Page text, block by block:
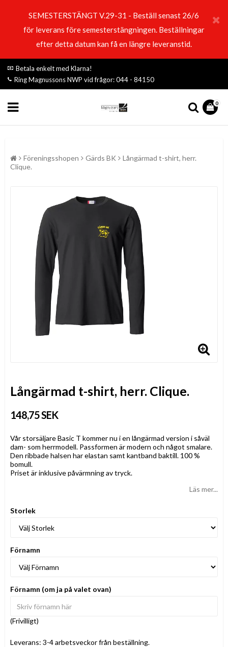
SEMESTERSTÄNGT V.29-31 - Beställ senast 26/6
för leverans före semesterstängningen. Beställningar
efter detta datum kan få en längre leveranstid.
Betala enkelt med Klarna!
Ring Magnussons NWP vid frågor: 044 - 84150
0
Föreningsshopen Gärds BK
Långärmad t-shirt, herr.
Clique.
Långärmad t-shirt, herr. Clique.
148,75 SEK
Vår storsäljare Basic T kommer nu i en långärmad version i såväl
dam- som herrmodell. Passformen är modern och något smalare.
Den ribbade halsen har elastan samt kantband baktill. 100 %
bomull.
Priset är inklusive påvärmning av tryck.
Läs mer...
Storlek
Förnamn
Förnamn (om ja på valet ovan)
(Frivilligt)
Leverans: 3-4 arbetsveckor från beställning.